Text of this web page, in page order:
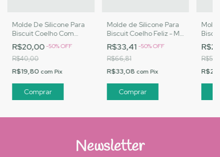
Molde De Silicone Para
Biscuit Coelho Com
Cenoura - MJ
Artesanatos |Cód. 1648
R$20,00-50%OFF
R$40,00
R$19,80 com Pix
Molde de Silicone Para
Biscuit Coelho Feliz - MJ
Artesanatos |Cód. 1754
R$33,41 -50%OFF
R$66,81
R$33,08 com Pix
MO-
Newsletter